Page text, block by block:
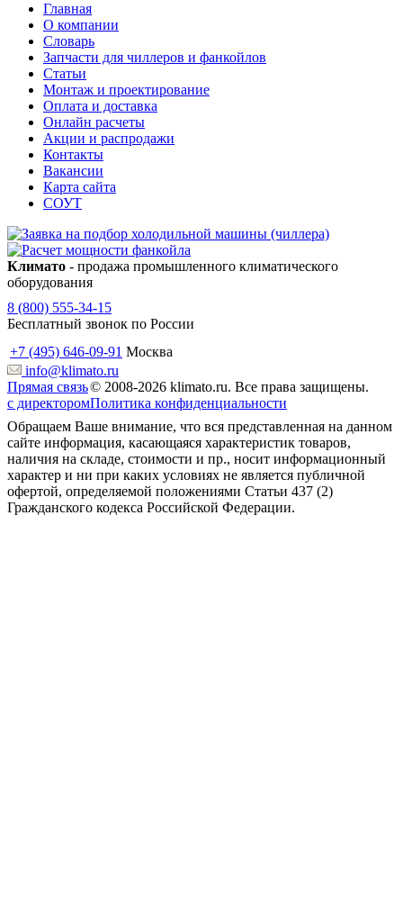
Главная
О компании
Словарь
Запчасти для чиллеров и фанкойлов
Статьи
Монтаж и проектирование
Оплата и доставка
Онлайн расчеты
Акции и распродажи
Контакты
Вакансии
Карта сайта
СОУТ
Климато - продажа промышленного климатического
оборудования
8 (800) 555-34-15
Бесплатный звонок по России
+7 (495) 646-09-91 Москва
info@klimato.ru
Прямая связь
с директором
© 2008-2026 klimato.ru. Все права защищены.
Политика конфиденциальности
Обращаем Ваше внимание, что вся представленная на данном
сайте информация, касающаяся характеристик товаров,
наличия на складе, стоимости и пр., носит информационный
характер и ни при каких условиях не является публичной
офертой, определяемой положениями Статьи 437 (2)
Гражданского кодекса Российской Федерации.